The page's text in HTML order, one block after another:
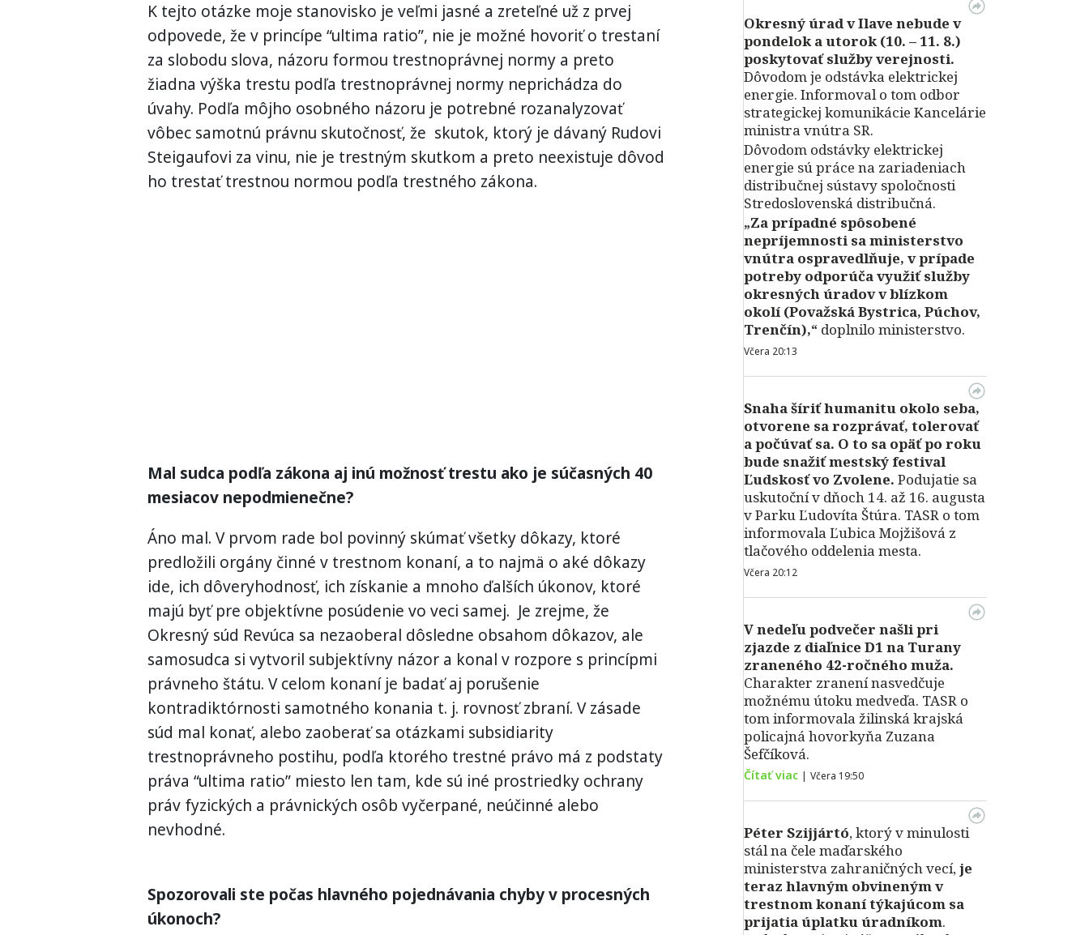
K tejto otázke moje stanovisko je veľmi jasné a zreteľné už z prvej
odpovede, že v princípe “ultima ratio”, nie je možné hovoriť o trestaní
za slobodu slova, názoru formou trestnoprávnej normy a preto
žiadna výška trestu podľa trestnoprávnej normy neprichádza do
úvahy. Podľa môjho osobného názoru je potrebné rozanalyzovať
vôbec samotnú právnu skutočnosť, že skutok, ktorý je dávaný Rudovi
Steigaufovi za vinu, nie je trestným skutkom a preto neexistuje dôvod
ho trestať trestnou normou podľa trestného zákona.
Mal sudca podľa zákona aj inú možnosť trestu ako je súčasných 40
mesiacov nepodmienečne?
Áno mal. V prvom rade bol povinný skúmať všetky dôkazy, ktoré
predložili orgány činné v trestnom konaní, a to najmä o aké dôkazy
ide, ich dôveryhodnosť, ich získanie a mnoho ďalších úkonov, ktoré
majú byť pre objektívne posúdenie vo veci samej. Je zrejme, že
Okresný súd Revúca sa nezaoberal dôsledne obsahom dôkazov, ale
samosudca si vytvoril subjektívny názor a konal v rozpore s princípmi
právneho štátu. V celom konaní je badať aj porušenie
kontradiktórnosti samotného konania t. j. rovnosť zbraní. V zásade
súd mal konať, alebo zaoberať sa otázkami subsidiarity
trestnoprávneho postihu, podľa ktorého trestné právo má z podstaty
práva “ultima ratio” miesto len tam, kde sú iné prostriedky ochrany
práv fyzických a právnických osôb vyčerpané, neúčinné alebo
nevhodné.
Spozorovali ste počas hlavného pojednávania chyby v procesných
úkonoch?
Okresný úrad v Ilave nebude v
pondelok a utorok (10. – 11. 8.)
poskytovať služby verejnosti.
Dôvodom je odstávka elektrickej
energie. Informoval o tom odbor
strategickej komunikácie Kancelárie
ministra vnútra SR.
Dôvodom odstávky elektrickej
energie sú práce na zariadeniach
distribučnej sústavy spoločnosti
Stredoslovenská distribučná.
„Za prípadné spôsobené
nepríjemnosti sa ministerstvo
vnútra ospravedlňuje, v prípade
potreby odporúča využiť služby
okresných úradov v blízkom
okolí (Považská Bystrica, Púchov,
Trenčín),“ doplnilo ministerstvo.
Včera 20:13
Snaha šíriť humanitu okolo seba,
otvorene sa rozprávať, tolerovať
a počúvať sa. O to sa opäť po roku
bude snažiť mestský festival
Ľudskosť vo Zvolene. Podujatie sa
uskutoční v dňoch 14. až 16. augusta
v Parku Ľudovíta Štúra. TASR o tom
informovala Ľubica Mojžišová z
tlačového oddelenia mesta.
Včera 20:12
V nedeľu podvečer našli pri
zjazde z diaľnice D1 na Turany
zraneného 42-ročného muža.
Charakter zranení nasvedčuje
možnému útoku medveďa. TASR o
tom informovala žilinská krajská
policajná hovorkyňa Zuzana
Šefčíková.
Čítať viac | Včera 19:50
Péter Szijjártó, ktorý v minulosti
stál na čele maďarského
ministerstva zahraničných vecí,je
teraz hlavným obvineným v
trestnom konaní týkajúcom sa
prijatia úplatku úradníkom.